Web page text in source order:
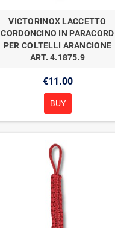
VICTORINOX LACCETTO
CORDONCINO IN PARACORD
PER COLTELLI ARANCIONE
ART. 4.1875.9
€11.00
BUY